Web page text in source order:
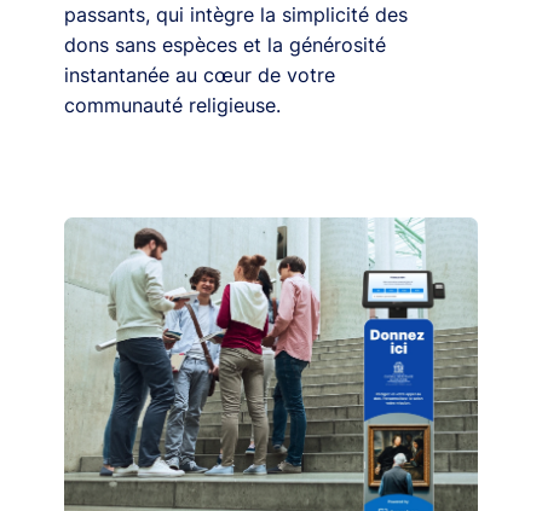
passants, qui intègre la simplicité des
dons sans espèces et la générosité
instantanée au cœur de votre
communauté religieuse.